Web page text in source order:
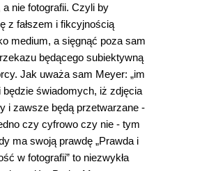
a nie fotografii. Czyli by
z fałszem i fikcyjnością
medium, a sięgnąć poza sam
będącego subiektywną
Jak uważa sam Meyer: „im
będzie świadomych, iż zdjęcia
i zawsze będą przetwarzane -
czy cyfrowo czy nie - tym
ma swoją prawdę „Prawda i
w fotografii” to niezwykła